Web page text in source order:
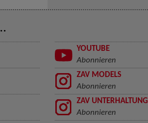
YOUTUBE
Abonnieren
ZAV MODELS
Abonnieren
ZAV UNTERHALTUNG
Abonnieren